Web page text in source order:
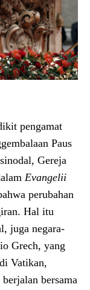
pengamat
Paus
Gereja
Evangelii
perubahan
Hal itu
juga negara-
Grech, yang
Vatikan,
bersama